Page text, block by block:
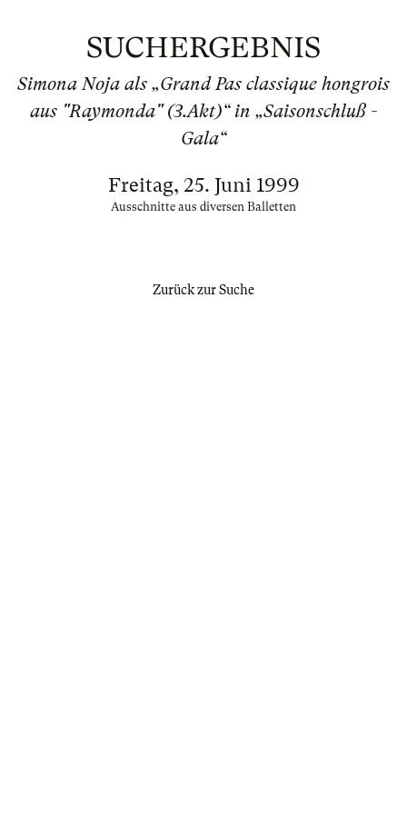
SUCHERGEBNIS
Simona Noja als „Grand Pas classique hongrois
aus "Raymonda" (3.Akt)“ in „Saisonschluß -
Gala“
Freitag, 25. Juni 1999
Ausschnitte aus diversen Balletten
Zurück zur Suche